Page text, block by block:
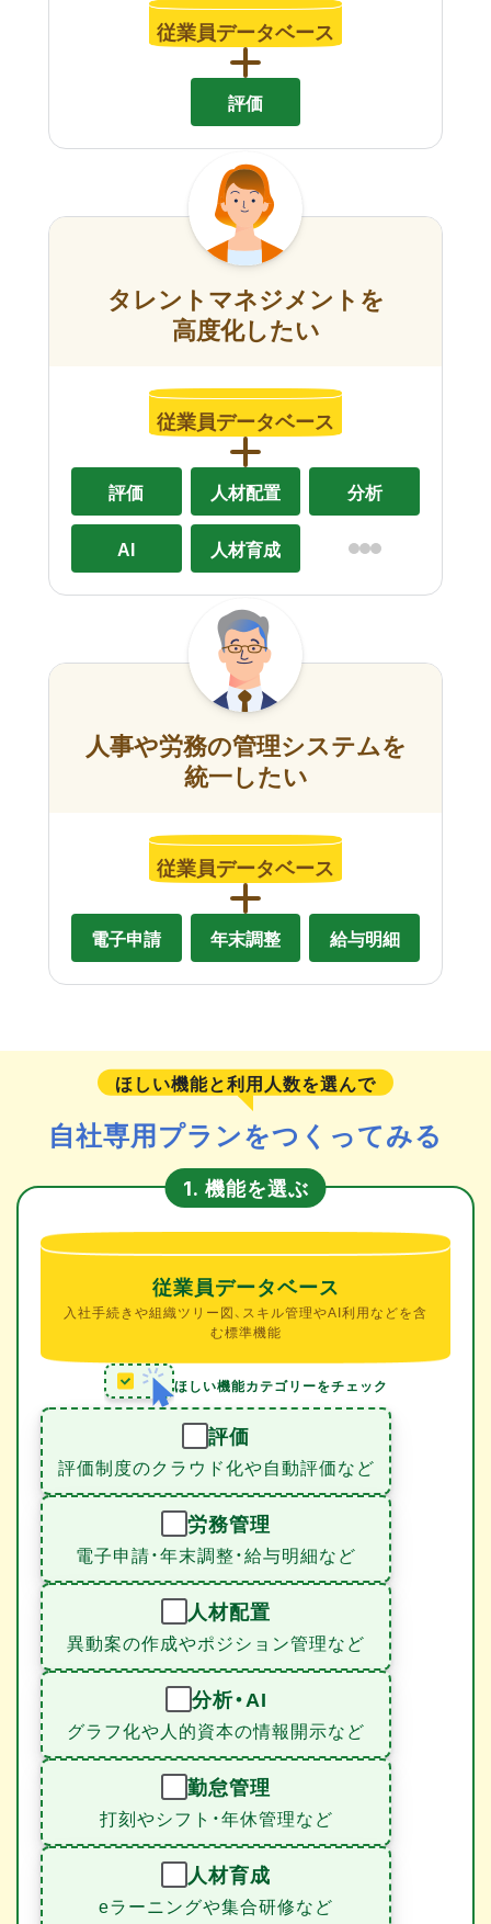
従業員データベース
評価
タレントマネジメントを
高度化したい
従業員データベース
評価 人材配置 分析
AI 人材育成
人事や労務の管理システムを
統一したい
従業員データベース
電子申請 年末調整 給与明細
ほしい機能と利用人数を選んで
自社専用プランをつくってみる
1. 機能を選ぶ
従業員データベース
入社手続きや組織ツリー図、スキル管理やAI利用などを含
む標準機能
ほしい機能カテゴリーをチェック
評価
評価制度のクラウド化や自動評価など
労務管理
電子申請・年末調整・給与明細など
人材配置
異動案の作成やポジション管理など
分析・AI
グラフ化や人的資本の情報開示など
勤怠管理
打刻やシフト・年休管理など
人材育成
eラーニングや集合研修など